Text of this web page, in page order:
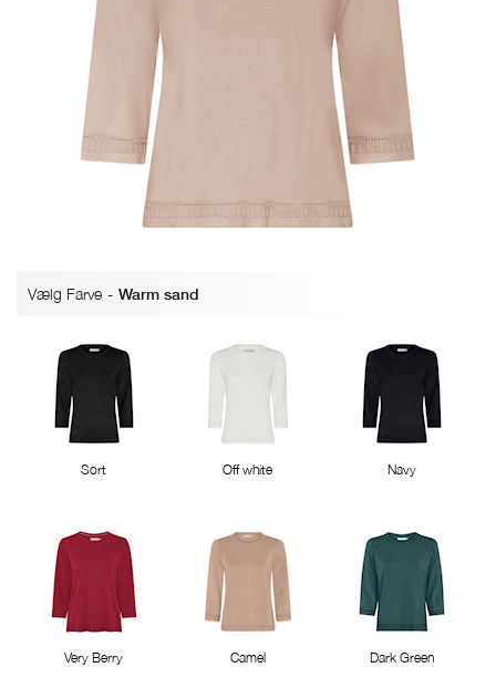
Vælg Farve - Warm sand
Sort Off white Navy
Very Berry Camel Dark Green